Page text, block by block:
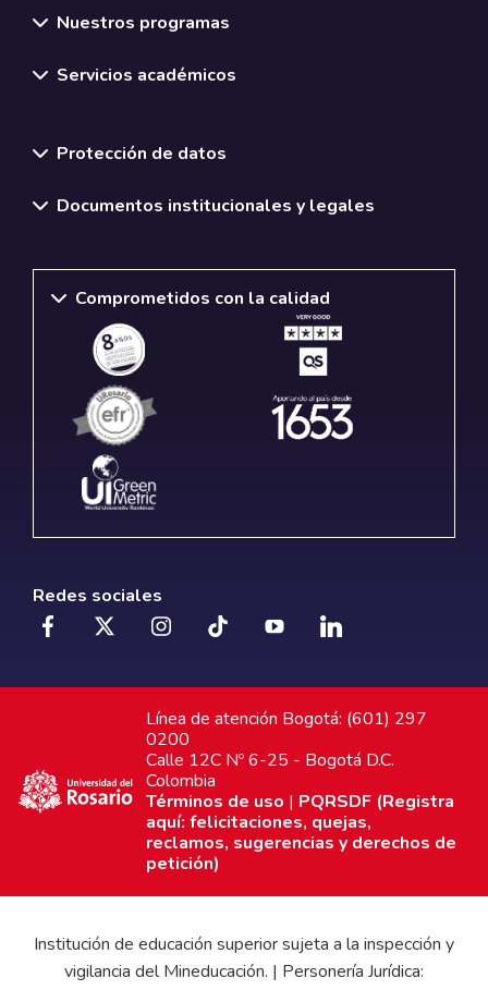
Nuestros programas
Servicios académicos
Protección de datos
Documentos institucionales y legales
Comprometidos con la calidad
Redes sociales
Línea de atención Bogotá: (601) 297
0200
Calle 12C Nº 6-25 - Bogotá D.C.
Colombia
Términos de uso | PQRSDF (Registra
aquí: felicitaciones, quejas,
reclamos, sugerencias y derechos de
petición)
Institución de educación superior sujeta a la inspección y
vigilancia del Mineducación. | Personería Jurídica: